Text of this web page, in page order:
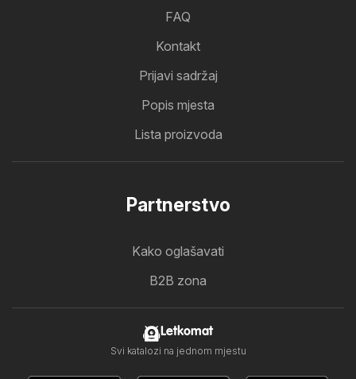
FAQ
Kontakt
Prijavi sadržaj
Popis mjesta
Lista proizvoda
Partnerstvo
Kako oglašavati
B2B zona
Letkomat
Svi katalozi na jednom mjestu